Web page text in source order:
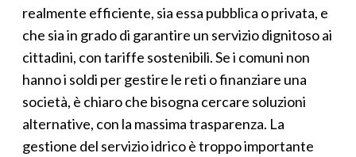
realmente efficiente, sia essa pubblica o privata, e
che sia in grado di garantire un servizio dignitoso ai
cittadini, con tariffe sostenibili. Se i comuni non
hanno i soldi per gestire le reti o finanziare una
società, è chiaro che bisogna cercare soluzioni
alternative, con la massima trasparenza. La
gestione del servizio idrico è troppo importante